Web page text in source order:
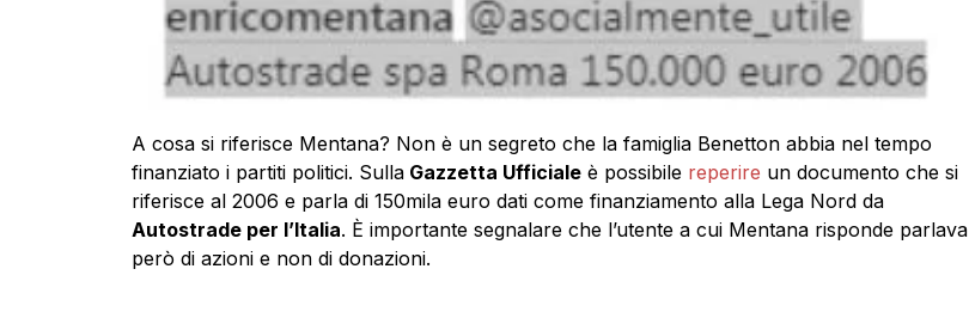
A cosa si riferisce Mentana? Non è un segreto che la famiglia Benetton abbia nel tempo
finanziato i partiti politici. SullaGazzetta Ufficialeè possibile reperire un documento che si
riferisce al 2006 e parla di 150mila euro dati come finanziamento alla Lega Nord da
Autostrade per l’Italia. È importante segnalare che l’utente a cui Mentana risponde parlava
però di azioni e non di donazioni.